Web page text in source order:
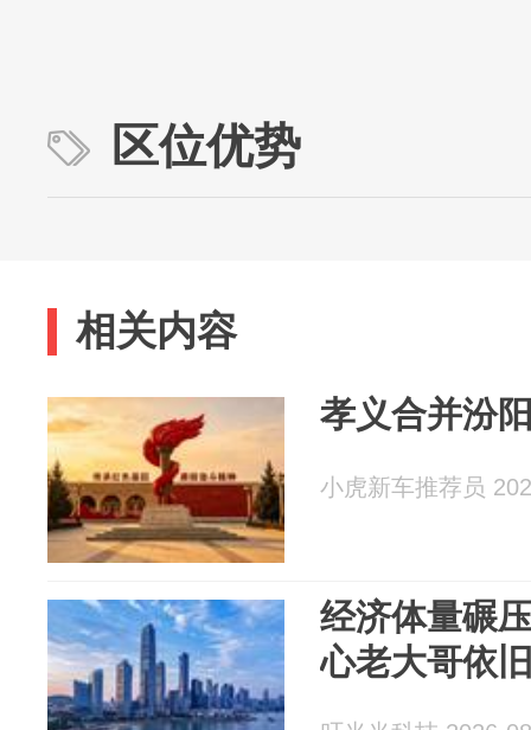
区位优势
相关内容
孝义合并汾
小虎新车推荐员
经济体量碾
心老大哥依